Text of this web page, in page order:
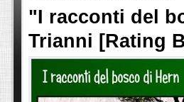
"I racconti del
Trianni [Rating